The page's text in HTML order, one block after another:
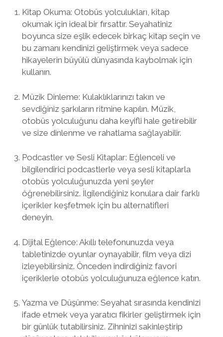
Kitap Okuma: Otobüs yolculukları, kitap
okumak için ideal bir fırsattır. Seyahatiniz
boyunca size eşlik edecek birkaç kitap seçin ve
bu zamanı kendinizi geliştirmek veya sadece
hikayelerin büyülü dünyasında kaybolmak için
kullanın.
Müzik Dinleme: Kulaklıklarınızı takın ve
sevdiğiniz şarkıların ritmine kapılın. Müzik,
otobüs yolculuğunu daha keyifli hale getirebilir
ve size dinlenme ve rahatlama sağlayabilir.
Podcastler ve Sesli Kitaplar: Eğlenceli ve
bilgilendirici podcastlerle veya sesli kitaplarla
otobüs yolculuğunuzda yeni şeyler
öğrenebilirsiniz. İlgilendiğiniz konulara dair farklı
içerikler keşfetmek için bu alternatifleri
deneyin.
Dijital Eğlence: Akıllı telefonunuzda veya
tabletinizde oyunlar oynayabilir, film veya dizi
izleyebilirsiniz. Önceden indirdiğiniz favori
içeriklerle otobüs yolculuğunuza eğlence katın.
Yazma ve Düşünme: Seyahat sırasında kendinizi
ifade etmek veya yaratıcı fikirler geliştirmek için
bir günlük tutabilirsiniz. Zihninizi sakinleştirip